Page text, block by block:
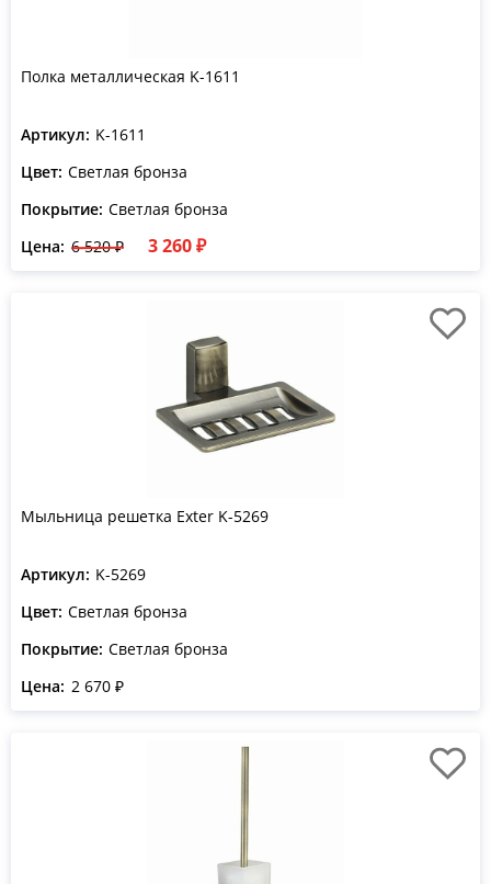
Полка металлическая K-1611
Артикул: K-1611
Цвет: Светлая бронза
Покрытие: Светлая бронза
Цена: 6 520 ₽ 3 260 ₽
Мыльница решетка Exter K-5269
Артикул: K-5269
Цвет: Светлая бронза
Покрытие: Светлая бронза
Цена: 2 670 ₽